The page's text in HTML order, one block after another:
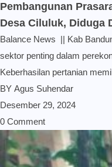
Pembangunan
Desa Ciluluk, Diduga
Balance News || Kab
sektor penting dalam
Keberhasilan pertanian
BY Agus Suhendar
Desember 29, 2024
0 Comment